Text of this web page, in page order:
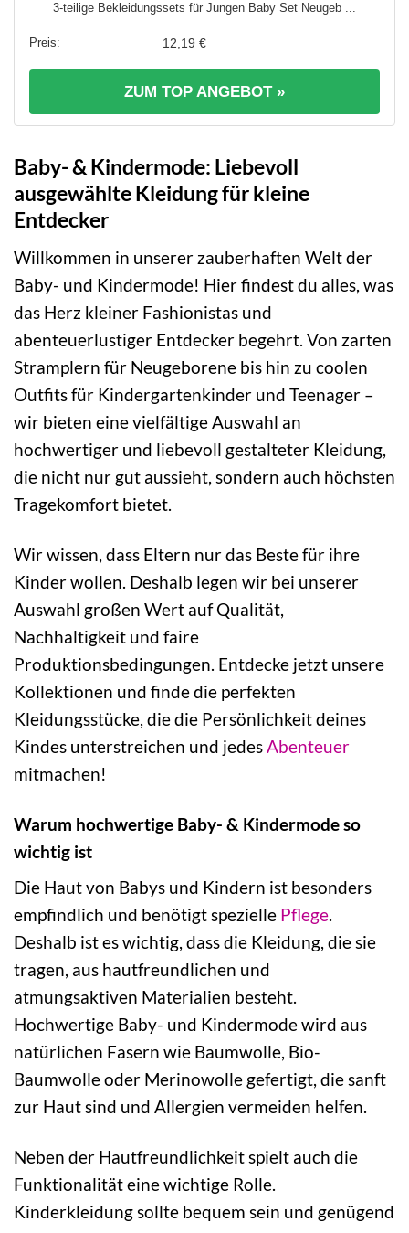
3-teilige Bekleidungssets für Jungen Baby Set Neugeb ...
12,19 €
ZUM TOP ANGEBOT »
Baby- & Kindermode: Liebevoll
ausgewählte Kleidung für kleine
Entdecker
Willkommen in unserer zauberhaften Welt der
Baby- und Kindermode! Hier findest du alles, was
das Herz kleiner Fashionistas und
abenteuerlustiger Entdecker begehrt. Von zarten
Stramplern für Neugeborene bis hin zu coolen
Outfits für Kindergartenkinder und Teenager –
wir bieten eine vielfältige Auswahl an
hochwertiger und liebevoll gestalteter Kleidung,
die nicht nur gut aussieht, sondern auch höchsten
Tragekomfort bietet.
Wir wissen, dass Eltern nur das Beste für ihre
Kinder wollen. Deshalb legen wir bei unserer
Auswahl großen Wert auf Qualität,
Nachhaltigkeit und faire
Produktionsbedingungen. Entdecke jetzt unsere
Kollektionen und finde die perfekten
Kleidungsstücke, die die Persönlichkeit deines
Kindes unterstreichen und jedesAbenteuer
mitmachen!
Warum hochwertige Baby- & Kindermode so
wichtig ist
Die Haut von Babys und Kindern ist besonders
empfindlich und benötigt spezielle Pflege.
Deshalb ist es wichtig, dass die Kleidung, die sie
tragen, aus hautfreundlichen und
atmungsaktiven Materialien besteht.
Hochwertige Baby- und Kindermode wird aus
natürlichen Fasern wie Baumwolle, Bio-
Baumwolle oder Merinowolle gefertigt, die sanft
zur Haut sind und Allergien vermeiden helfen.
Neben der Hautfreundlichkeit spielt auch die
Funktionalität eine wichtige Rolle.
Kinderkleidung sollte bequem sein und genügend